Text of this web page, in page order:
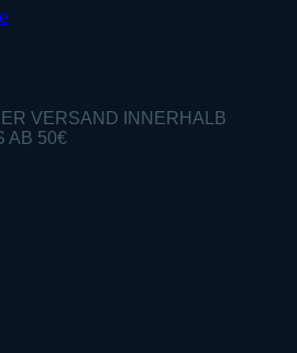
VERSAND INNERHALB
AB 50€